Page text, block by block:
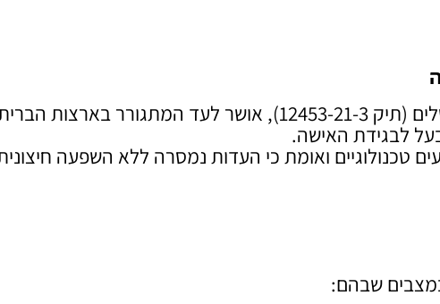
בפסק דין שניתן בבית הדין הרבני הגדול בירושלים (תיק 12453-21-3), אושר לעד המתגורר בארצות
לבגידת האישה.
טכנולוגיים ואומת כי העדות נמסרה ללא השפעה
שבהם: